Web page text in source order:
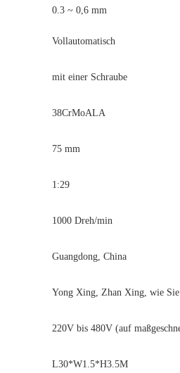
0.3 ~ 0,6 mm
Vollautomatisch
mit einer Schraube
38CrMoALA
75 mm
1:29
1000 Dreh/min
Guangdong, China
Yong Xing, Zhan Xing, wie
220V bis 480V (auf
L30*W1.5*H3.5M